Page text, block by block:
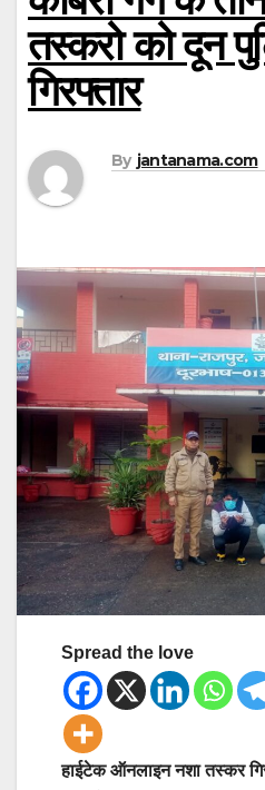
तस्करो को दून
गिरफ्तार
By jantanama.com
Spread the love
हाईटेक ऑनलाइन नशा तस्कर